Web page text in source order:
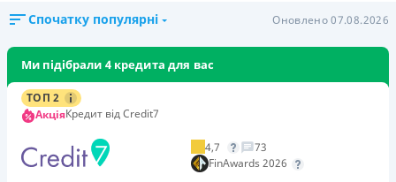
Спочатку популярні Оновлено 07.08.2026
Ми підібрали 4 кредита для вас
ТОП 2
АкціяКредит від Credit7
4,7
73
FinAwards 2026